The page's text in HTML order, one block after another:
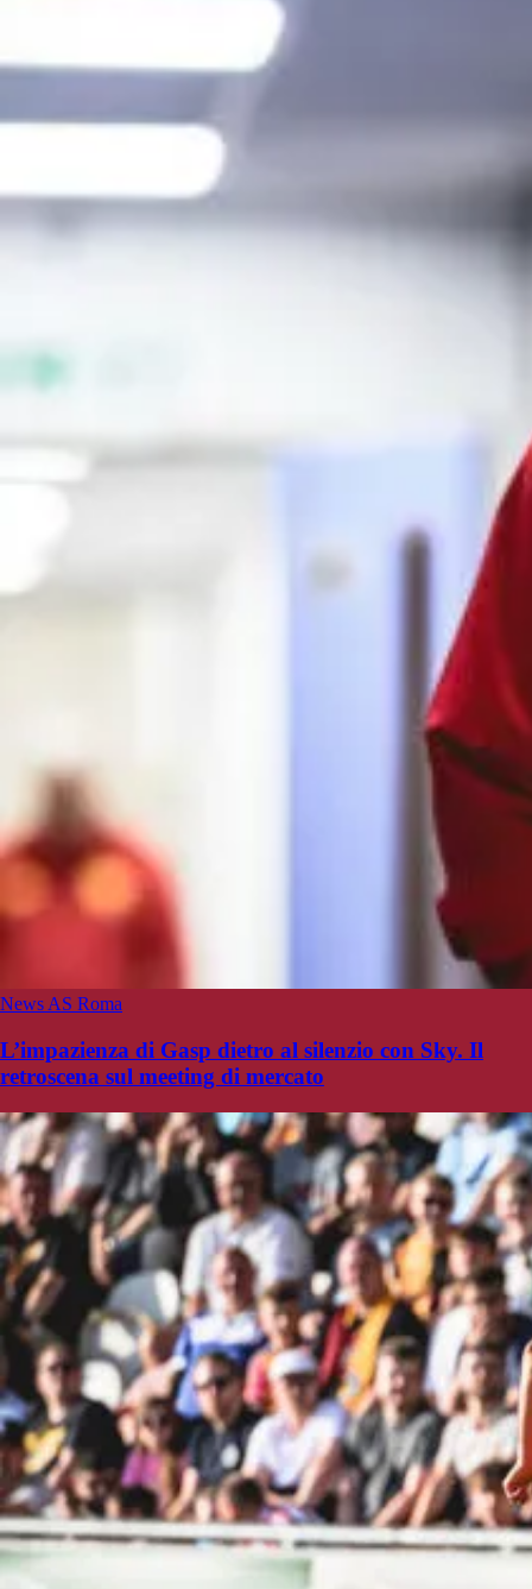
News AS Roma
L’impazienza di Gasp dietro al silenzio con Sky. Il
retroscena sul meeting di mercato